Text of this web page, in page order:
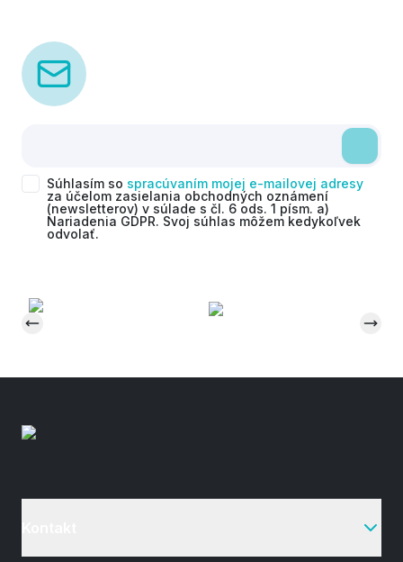
Súhlasím so spracúvaním mojej e-mailovej adresy
za účelom zasielania obchodných oznámení
(newsletterov) v súlade s čl. 6 ods. 1 písm. a)
Nariadenia GDPR. Svoj súhlas môžem kedykoľvek
odvolať.